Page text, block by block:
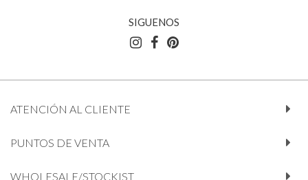
SIGUENOS
ATENCIÓN AL CLIENTE
PUNTOS DE VENTA
WHOLESALE/STOCKIST